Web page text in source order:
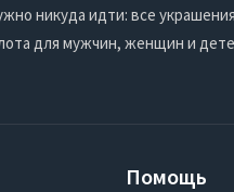
никуда идти: все
для мужчин, женщин и
Помощь